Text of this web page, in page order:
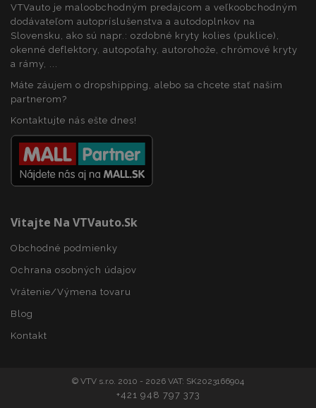
VTVauto je maloobchodným predajcom a veľkoobchodným
dodávateľom autopríslušenstva a autodoplnkov na
Slovensku, ako sú napr.: ozdobné kryty kolies (puklice),
okenné deflektory, autopoťahy, autorohože, chrómové kryty
a rámy, ...
Máte záujem o dropshipping, alebo sa chcete stať našim
partnerom?
Kontaktujte nás ešte dnes!
Vitajte Na VTVauto.sk
Obchodné podmienky
Ochrana osobných údajov
Vrátenie/Výmena tovaru
Blog
Kontakt
© VTV s.r.o. 2010 - 2026 VAT: SK2023166904
+421 948 797 373
Nevyhnutne potrebné súbory cookie umožňujú
základné funkcie webovej lokality, ako prihlásenie
používateľa a správa účtu. Webová lokalita sa nedá
správne používať bez nevyhnutne potrebných
súborov cookie.
Meno
Doména
recently_compared_product
product_data_storage
section_data_ids
Adobe Inc.